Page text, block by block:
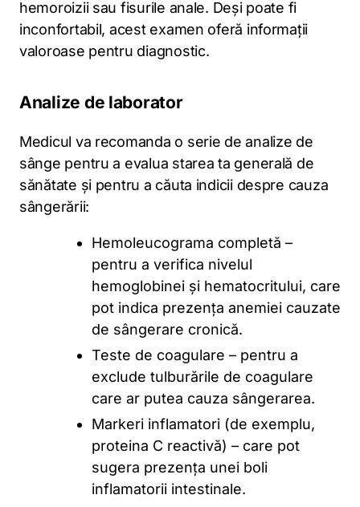
hemoroizii sau fisurile anale. Deși poate fi
inconfortabil, acest examen oferă informații
valoroase pentru diagnostic.
Analize de laborator
Medicul va recomanda o serie de analize de
sânge pentru a evalua starea ta generală de
sănătate și pentru a căuta indicii despre cauza
sângerării:
Hemoleucograma completă –
pentru a verifica nivelul
hemoglobinei și hematocritului, care
pot indica prezența anemiei cauzate
de sângerare cronică.
Teste de coagulare – pentru a
exclude tulburările de coagulare
care ar putea cauza sângerarea.
Markeri inflamatori (de exemplu,
proteina C reactivă) – care pot
sugera prezența unei boli
inflamatorii intestinale.